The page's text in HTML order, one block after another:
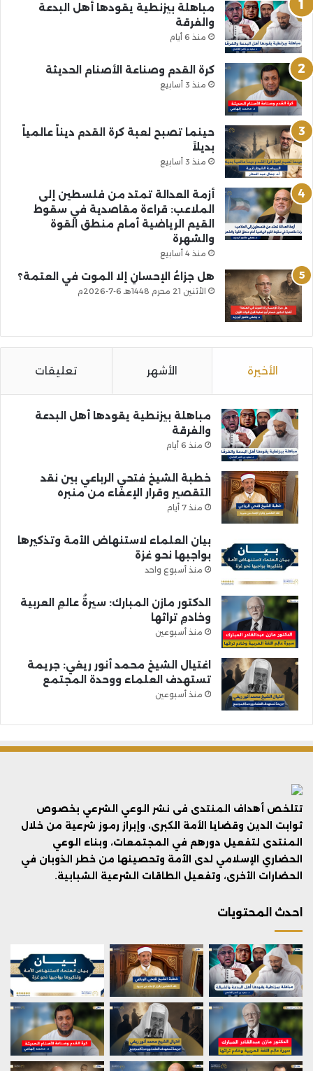
مباهلة بيزنطية يقودها أهل البدعة
والفرقة
منذ 6 أيام
كرة القدم وصناعة الأصنام الحديثة
منذ 3 أسابيع
حينما تصبح لعبة كرة القدم ديناً عالمياً
بديلاً
منذ 3 أسابيع
أزمة العدالة تمتد من فلسطين إلى
الملاعب: قراءة مقاصدية في سقوط
القيم الرياضية أمام منطق القوة
والشهرة
منذ 4 أسابيع
هل جزاءُ الإحسانِ إلا الموت في العتمة؟
الأثنين 21 محرم 1448هـ 6-7-2026م
الأخيرة الأشهر تعليقات
مباهلة بيزنطية يقودها أهل البدعة
والفرقة
منذ 6 أيام
خطبة الشيخ فتحي الرباعي بين نقد
التقصير وقرار الإعفاء من منبره
منذ 7 أيام
بيان العلماء لاستنهاض الأمة وتذكيرها
بواجبها نحو غزة
منذ أسبوع واحد
الدكتور مازن المبارك: سيرةُ عالمِ العربية
وخادمِ تراثها
منذ أسبوعين
اغتيال الشيخ محمد أنور ريغي: جريمة
تستهدف العلماء ووحدة المجتمع
منذ أسبوعين
تتلخص أهداف المنتدى فى نشر الوعي الشرعي بخصوص
ثوابت الدين وقضايا الأمة الكبرى، وإبراز رموز شرعية من خلال
المنتدى لتفعيل دورهم في المجتمعات، وبناء الوعي
الحضاري الإسلامي لدى الأمة وتحصينها من خطر الذوبان في
الحضارات الأخرى، وتفعيل الطاقات الشرعية الشبابية.
احدث المحتويات